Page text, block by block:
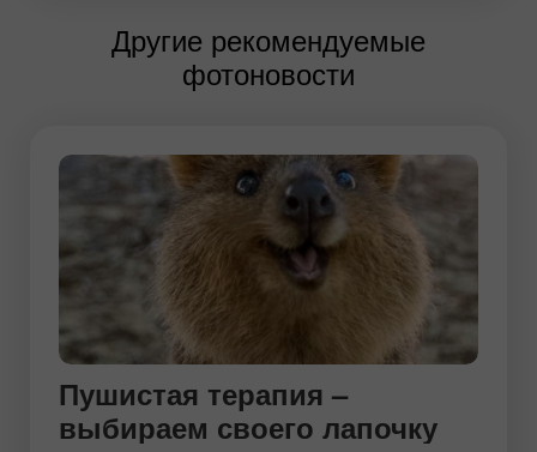
Другие рекомендуемые
фотоновости
Пушистая терапия –
выбираем своего лапочку